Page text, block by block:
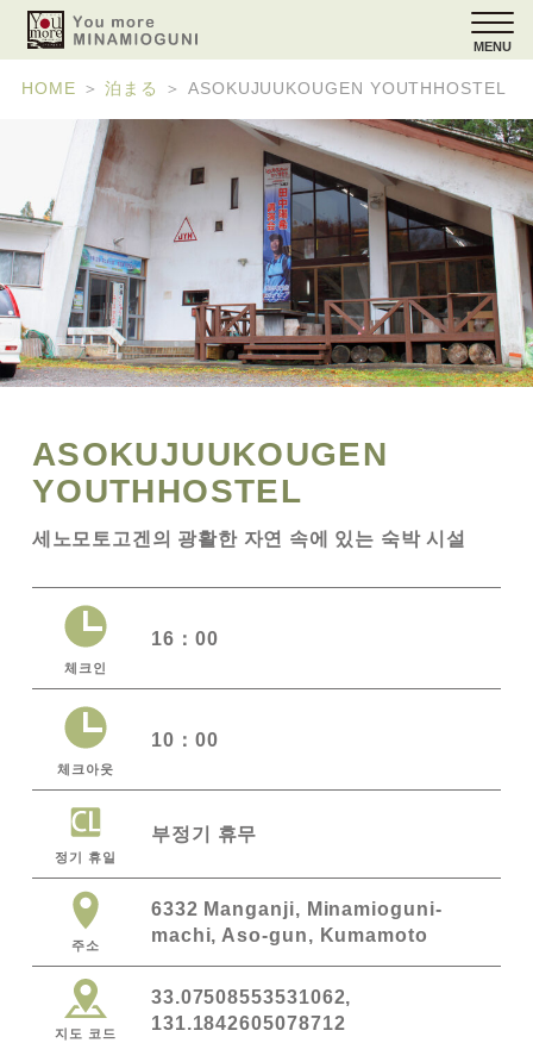
MENU
HOME ＞泊まる ＞ ASOKUJUUKOUGEN YOUTHHOSTEL
ASOKUJUUKOUGEN
YOUTHHOSTEL
세노모토고겐의 광활한 자연 속에 있는 숙박 시설
체크인
16：00
체크아웃
10：00
정기 휴일
부정기 휴무
주소
6332 Manganji, Minamioguni-
machi, Aso-gun, Kumamoto
지도 코드
33.07508553531062,
131.1842605078712